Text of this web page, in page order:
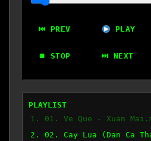
⏮ PREV PLAY
⏹ STOP ⏭ NEXT
PLAYLIST
1. 01. Ve Que - Xuan
2. 02. Cay Lua (Dan Ca